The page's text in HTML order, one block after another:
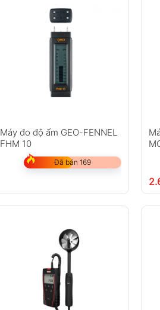
Máy đo độ ẩm GEO-FENNEL
FHM 10
Đã bán 169